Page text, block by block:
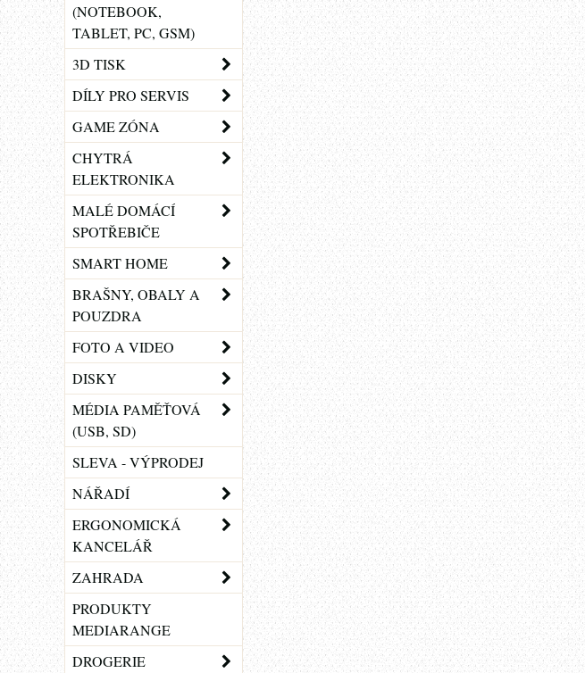
(NOTEBOOK,
TABLET, PC, GSM)
3D TISK
DÍLY PRO SERVIS
GAME ZÓNA
CHYTRÁ
ELEKTRONIKA
MALÉ DOMÁCÍ
SPOTŘEBIČE
SMART HOME
BRAŠNY, OBALY A
POUZDRA
FOTO A VIDEO
DISKY
MÉDIA PAMĚŤOVÁ
(USB, SD)
SLEVA - VÝPRODEJ
NÁŘADÍ
ERGONOMICKÁ
KANCELÁŘ
ZAHRADA
PRODUKTY
MEDIARANGE
DROGERIE